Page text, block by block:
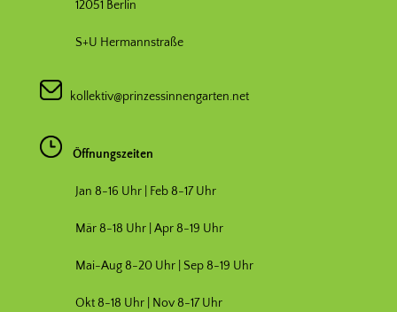
12051 Berlin
S+U Hermannstraße
kollektiv@prinzessinnengarten.net
Öffnungszeiten
Jan 8-16 Uhr | Feb 8-17 Uhr
Mär 8-18 Uhr | Apr 8-19 Uhr
Mai-Aug 8-20 Uhr | Sep 8-19 Uhr
Okt 8-18 Uhr | Nov 8-17 Uhr